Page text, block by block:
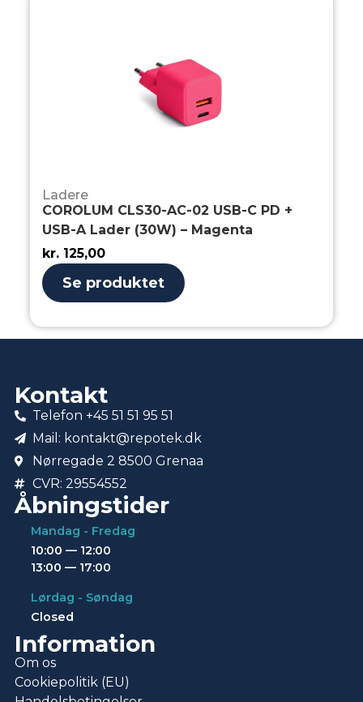
Ladere
COROLUM CLS30-AC-02 USB-C PD +
USB-A Lader (30W) – Magenta
kr. 125,00
Se produktet
Kontakt
Telefon +45 51 51 95 51
Mail: kontakt@repotek.dk
Nørregade 2 8500 Grenaa
CVR: 29554552
Åbningstider
Mandag - Fredag
10:00 — 12:00
13:00 — 17:00
Lørdag - Søndag
Closed
Information
Om os
Cookiepolitik (EU)